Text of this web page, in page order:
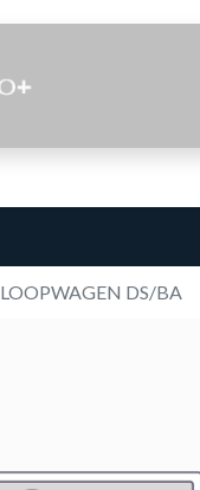
LOOPWAGEN DS/BA